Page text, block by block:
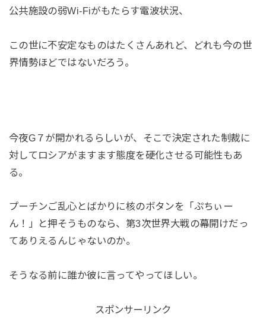
公共施設の弱Wi-Fiがもたらす電波状況、
この世に不安定なものはたくさんあれど、どれも今の世
界情勢ほどではないだろう。
今夜G７が開かれるらしいが、そこで決定された制裁に
対してロシアがますます態度を硬化させる可能性もあ
る。
プーチンご乱心とばかりに核のボタンを「ぷちぃー
ん！」と押そうものなら、第3次世界大戦の幕開けだっ
てありえるんじゃないのか。
そうなる前に誰か彼に言ってやってほしい。
スポンサーリンク